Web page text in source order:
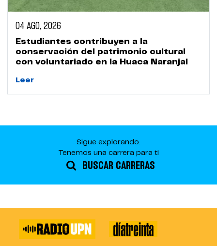
04 AGO, 2026
Estudiantes contribuyen a la
conservación del patrimonio cultural
con voluntariado en la Huaca Naranjal
Leer
Sigue explorando.
Tenemos una carrera para ti
BUSCAR CARRERAS